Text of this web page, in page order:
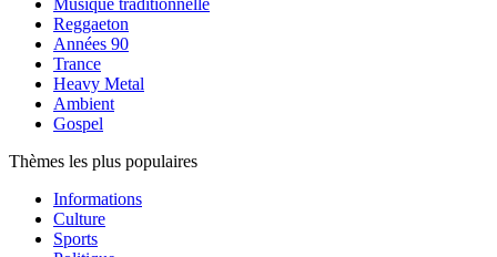
Musique traditionnelle
Reggaeton
Années 90
Trance
Heavy Metal
Ambient
Gospel
Thèmes les plus populaires
Informations
Culture
Sports